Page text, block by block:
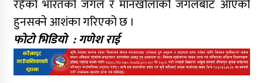
रहेको भारतको जंगल र मानखोलाको जंगलबाट आएको
हुनसक्ने आशंका गरिएको छ ।
फोटो भिडियो : गणेश राई